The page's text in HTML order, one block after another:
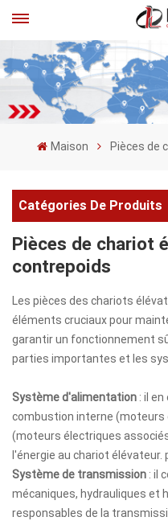
Maison Pièces de
Catégories De Produits
Pièces de chariot
contrepoids
Les pièces des chariots
éléments cruciaux pour
garantir un fonctionnement
parties importantes et les
Système d'alimentation : il
combustion interne (moteurs
(moteurs électriques
l'énergie au chariot élévateur.
Système de transmission : il
mécaniques, hydrauliques et
responsables de la